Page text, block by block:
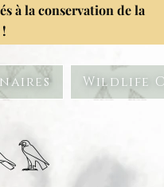
à la conservation de la
Wildlife